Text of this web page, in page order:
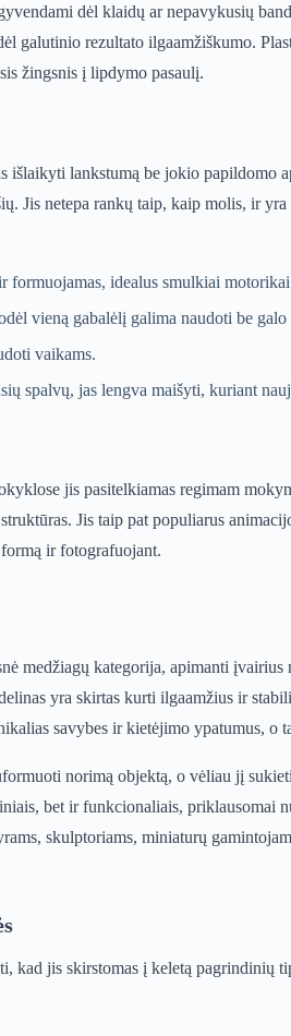
dėl klaidų ar nepavykusių
galutinio rezultato ilgaamžiškumo.
žingsnis į lipdymo pasaulį.
išlaikyti lankstumą be jokio papildomo
Jis netepa rankų taip, kaip molis, ir yra
formuojamas, idealus smulkiai
vieną gabalėlį galima naudoti be galo
vaikams.
spalvų, jas lengva maišyti, kuriant
jis pasitelkiamas regimam
Jis taip pat populiarus
ir fotografuojant.
medžiagų kategorija, apimanti
yra skirtas kurti ilgaamžius ir
savybes ir kietėjimo ypatumus, o
norimą objektą, o vėliau jį
bet ir funkcionaliais, priklausomai
skulptoriams, miniaturų
kad jis skirstomas į keletą pagrindinių